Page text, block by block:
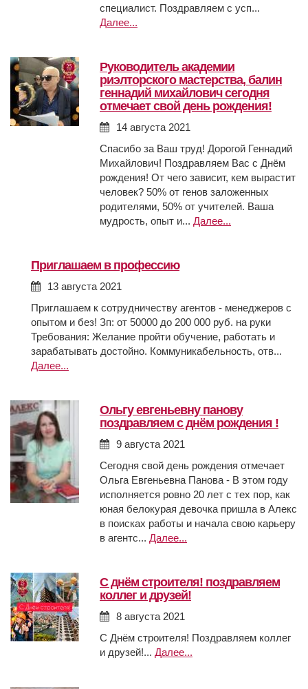
специалист. Поздравляем с усп...
Далее...
руководитель академии
риэлторского мастерства, балин
геннадий михайлович сегодня
отмечает свой день рождения!
14 августа 2021
Спасибо за Ваш труд! Дорогой Геннадий
Михайлович! Поздравляем Вас с Днём
рождения! От чего зависит, кем вырастит
человек? 50% от генов заложенных
родителями, 50% от учителей. Ваша
мудрость, опыт и... Далее...
приглашаем в профессию
13 августа 2021
Приглашаем к сотрудничеству агентов - менеджеров с
опытом и без! Зп: от 50000 до 200 000 руб. на руки
Требования: Желание пройти обучение, работать и
зарабатывать достойно. Коммуникабельность, отв...
Далее...
ольгу евгеньевну панову
поздравляем с днём рождения !
9 августа 2021
Сегодня свой день рождения отмечает
Ольга Евгеньевна Панова - В этом году
исполняется ровно 20 лет с тех пор, как
юная белокурая девочка пришла в Алекс
в поисках работы и начала свою карьеру
в агентс... Далее...
с днём строителя! поздравляем
коллег и друзей!
8 августа 2021
С Днём строителя! Поздравляем коллег
и друзей!... Далее...